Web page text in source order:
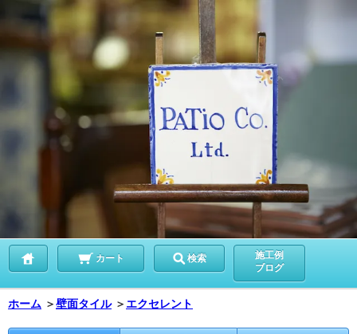
カート 検索
施工例
ブログ
ホーム ＞壁面タイル ＞ エクセレント